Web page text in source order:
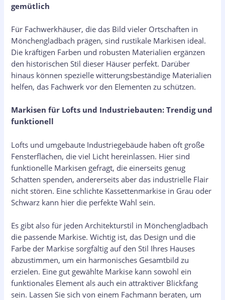
gemütlich
Für Fachwerkhäuser, die das Bild vieler Ortschaften in
Mönchengladbach prägen, sind rustikale Markisen ideal.
Die kräftigen Farben und robusten Materialien ergänzen
den historischen Stil dieser Häuser perfekt. Darüber
hinaus können spezielle witterungsbeständige Materialien
helfen, das Fachwerk vor den Elementen zu schützen.
Markisen für Lofts und Industriebauten: Trendig und
funktionell
Lofts und umgebaute Industriegebäude haben oft große
Fensterflächen, die viel Licht hereinlassen. Hier sind
funktionelle Markisen gefragt, die einerseits genug
Schatten spenden, andererseits aber das industrielle Flair
nicht stören. Eine schlichte Kassettenmarkise in Grau oder
Schwarz kann hier die perfekte Wahl sein.
Es gibt also für jeden Architekturstil in Mönchengladbach
die passende Markise. Wichtig ist, das Design und die
Farbe der Markise sorgfältig auf den Stil Ihres Hauses
abzustimmen, um ein harmonisches Gesamtbild zu
erzielen. Eine gut gewählte Markise kann sowohl ein
funktionales Element als auch ein attraktiver Blickfang
sein. Lassen Sie sich von einem Fachmann beraten, um